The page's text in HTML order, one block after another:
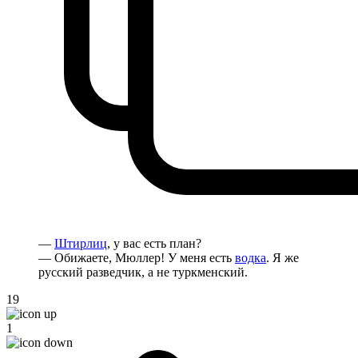
— Штирлиц, у вас есть план?
— Обижаете, Мюллер! У меня есть водка. Я же
русский разведчик, а не туркменский.
19
1